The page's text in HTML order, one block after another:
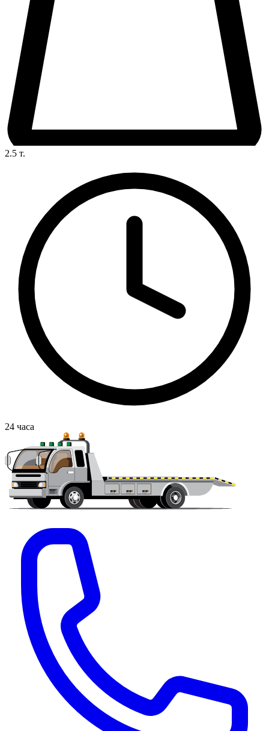
2.5 т.
24 часа